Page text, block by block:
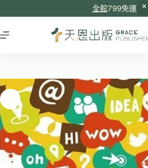
全館799免運